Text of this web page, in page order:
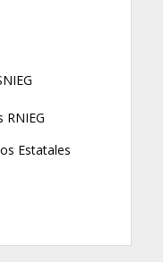
Estatales